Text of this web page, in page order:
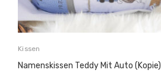
Kissen
Namenskissen Teddy Mit Auto (Kopie)